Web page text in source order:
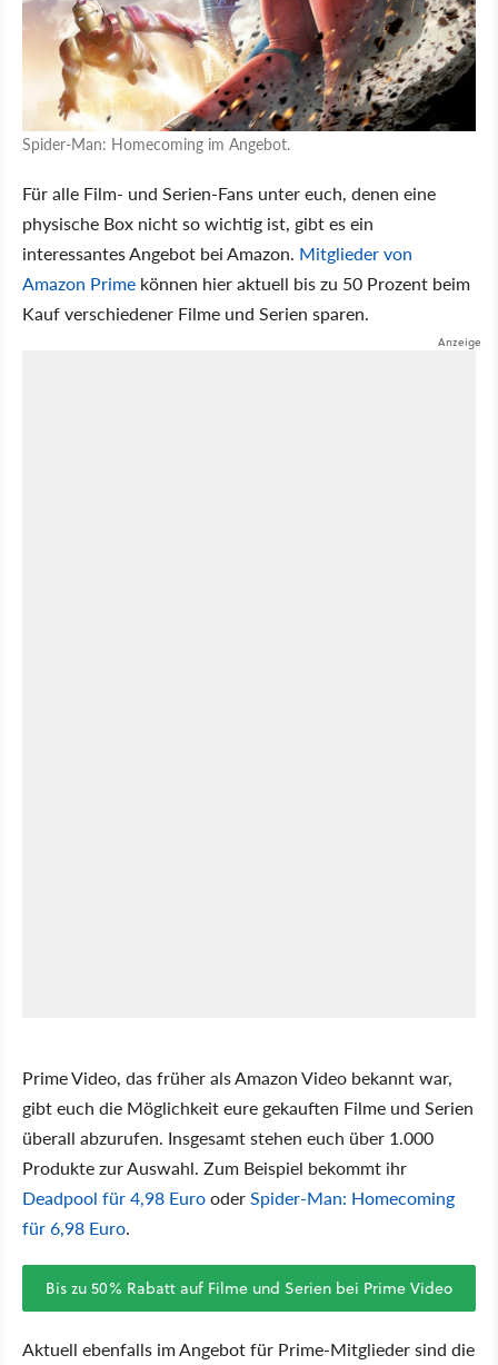
Spider-Man: Homecoming im Angebot.
Für alle Film- und Serien-Fans unter euch, denen eine
physische Box nicht so wichtig ist, gibt es ein
interessantes Angebot bei Amazon. Mitglieder von
Amazon Prime können hier aktuell bis zu 50 Prozent beim
Kauf verschiedener Filme und Serien sparen.
Prime Video, das früher als Amazon Video bekannt war,
gibt euch die Möglichkeit eure gekauften Filme und Serien
überall abzurufen. Insgesamt stehen euch über 1.000
Produkte zur Auswahl. Zum Beispiel bekommt ihr
Deadpool für 4,98 EurooderSpider-Man: Homecoming
für 6,98 Euro.
Bis zu 50% Rabatt auf Filme und Serien bei Prime Video
Aktuell ebenfalls im Angebot für Prime-Mitglieder sind die